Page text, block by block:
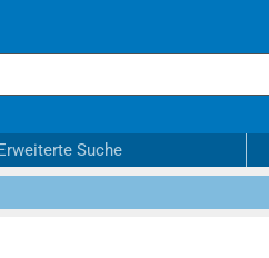
Suche